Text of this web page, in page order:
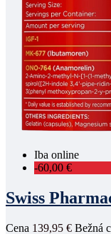
Iba online
-60,00 €
Swiss
Cena 139,95 € Bežná